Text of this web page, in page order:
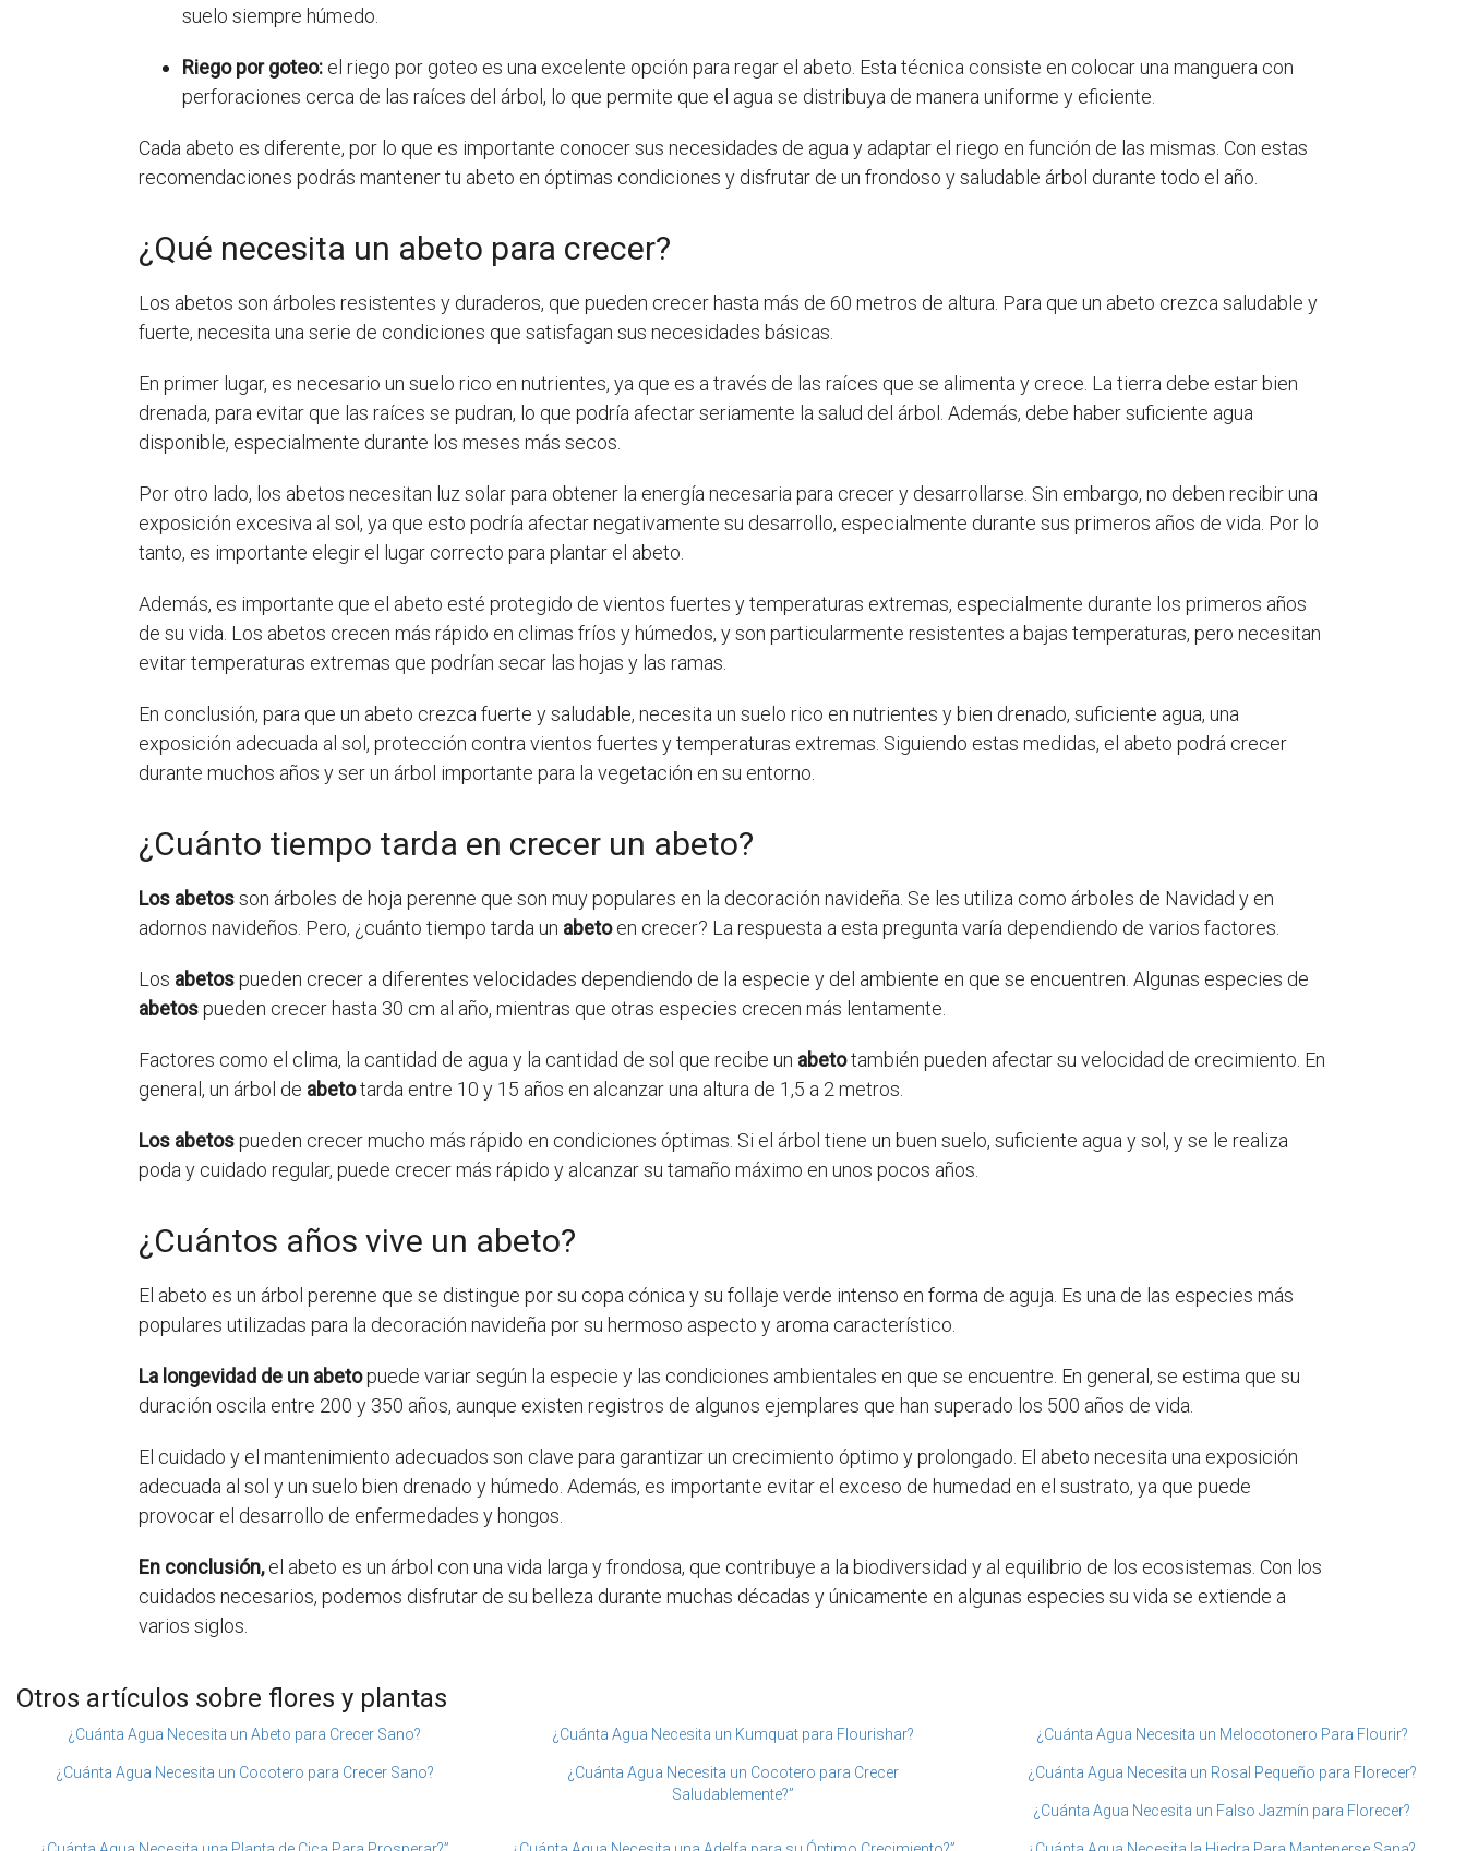
suelo siempre húmedo.
Riego por goteo: el riego por goteo es una excelente opción para regar el abeto. Esta técnica consiste en colocar una manguera con
perforaciones cerca de las raíces del árbol, lo que permite que el agua se distribuya de manera uniforme y eficiente.
Cada abeto es diferente, por lo que es importante conocer sus necesidades de agua y adaptar el riego en función de las mismas. Con estas
recomendaciones podrás mantener tu abeto en óptimas condiciones y disfrutar de un frondoso y saludable árbol durante todo el año.
¿Qué necesita un abeto para crecer?
Los abetos son árboles resistentes y duraderos, que pueden crecer hasta más de 60 metros de altura. Para que un abeto crezca saludable y
fuerte, necesita una serie de condiciones que satisfagan sus necesidades básicas.
En primer lugar, es necesario un suelo rico en nutrientes, ya que es a través de las raíces que se alimenta y crece. La tierra debe estar bien
drenada, para evitar que las raíces se pudran, lo que podría afectar seriamente la salud del árbol. Además, debe haber suficiente agua
disponible, especialmente durante los meses más secos.
Por otro lado, los abetos necesitan luz solar para obtener la energía necesaria para crecer y desarrollarse. Sin embargo, no deben recibir una
exposición excesiva al sol, ya que esto podría afectar negativamente su desarrollo, especialmente durante sus primeros años de vida. Por lo
tanto, es importante elegir el lugar correcto para plantar el abeto.
Además, es importante que el abeto esté protegido de vientos fuertes y temperaturas extremas, especialmente durante los primeros años
de su vida. Los abetos crecen más rápido en climas fríos y húmedos, y son particularmente resistentes a bajas temperaturas, pero necesitan
evitar temperaturas extremas que podrían secar las hojas y las ramas.
En conclusión, para que un abeto crezca fuerte y saludable, necesita un suelo rico en nutrientes y bien drenado, suficiente agua, una
exposición adecuada al sol, protección contra vientos fuertes y temperaturas extremas. Siguiendo estas medidas, el abeto podrá crecer
durante muchos años y ser un árbol importante para la vegetación en su entorno.
¿Cuánto tiempo tarda en crecer un abeto?
Los abetosson árboles de hoja perenne que son muy populares en la decoración navideña. Se les utiliza como árboles de Navidad y en
adornos navideños. Pero, ¿cuánto tiempo tarda un abetoen crecer? La respuesta a esta pregunta varía dependiendo de varios factores.
Los abetospueden crecer a diferentes velocidades dependiendo de la especie y del ambiente en que se encuentren. Algunas especies de
abetospueden crecer hasta 30 cm al año, mientras que otras especies crecen más lentamente.
Factores como el clima, la cantidad de agua y la cantidad de sol que recibe un abetotambién pueden afectar su velocidad de crecimiento. En
general, un árbol de abetotarda entre 10 y 15 años en alcanzar una altura de 1,5 a 2 metros.
Los abetospueden crecer mucho más rápido en condiciones óptimas. Si el árbol tiene un buen suelo, suficiente agua y sol, y se le realiza
poda y cuidado regular, puede crecer más rápido y alcanzar su tamaño máximo en unos pocos años.
¿Cuántos años vive un abeto?
El abeto es un árbol perenne que se distingue por su copa cónica y su follaje verde intenso en forma de aguja. Es una de las especies más
populares utilizadas para la decoración navideña por su hermoso aspecto y aroma característico.
La longevidad de un abetopuede variar según la especie y las condiciones ambientales en que se encuentre. En general, se estima que su
duración oscila entre 200 y 350 años, aunque existen registros de algunos ejemplares que han superado los 500 años de vida.
El cuidado y el mantenimiento adecuados son clave para garantizar un crecimiento óptimo y prolongado. El abeto necesita una exposición
adecuada al sol y un suelo bien drenado y húmedo. Además, es importante evitar el exceso de humedad en el sustrato, ya que puede
provocar el desarrollo de enfermedades y hongos.
En conclusión,el abeto es un árbol con una vida larga y frondosa, que contribuye a la biodiversidad y al equilibrio de los ecosistemas. Con los
cuidados necesarios, podemos disfrutar de su belleza durante muchas décadas y únicamente en algunas especies su vida se extiende a
varios siglos.
Otros artículos sobre flores y plantas
¿Cuánta Agua Necesita un Abeto para Crecer Sano? ¿Cuánta Agua Necesita un Kumquat para Flourishar? ¿Cuánta Agua Necesita un Melocotonero Para Flourir?
¿Cuánta Agua Necesita un Cocotero para Crecer Sano?
¿Cuánta Agua Necesita un Cocotero para Crecer
Saludablemente?”
¿Cuánta Agua Necesita un Rosal Pequeño para Florecer?
¿Cuánta Agua Necesita un Falso Jazmín para Florecer?